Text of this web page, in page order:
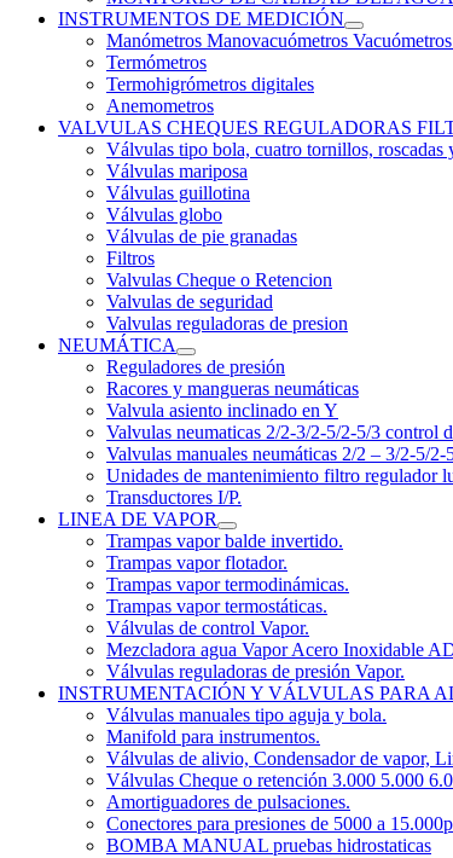
INSTRUMENTOS DE MEDICIÓN
Manómetros Manovacuómetros
Termómetros
Termohigrómetros digitales
Anemometros
VALVULAS CHEQUES REGULADORAS
Válvulas tipo bola, cuatro tornillos, roscadas
Válvulas mariposa
Válvulas guillotina
Válvulas globo
Válvulas de pie granadas
Filtros
Valvulas Cheque o Retencion
Valvulas de seguridad
Valvulas reguladoras de presion
NEUMÁTICA
Reguladores de presión
Racores y mangueras neumáticas
Valvula asiento inclinado en Y
Valvulas neumaticas 2/2-3/2-5/2-5/3 control
Valvulas manuales neumáticas 2/2 – 3/2-5/2-
Unidades de mantenimiento filtro regulador
Transductores I/P.
LINEA DE VAPOR
Trampas vapor balde invertido.
Trampas vapor flotador.
Trampas vapor termodinámicas.
Trampas vapor termostáticas.
Válvulas de control Vapor.
Mezcladora agua Vapor Acero Inoxidable
Válvulas reguladoras de presión Vapor.
INSTRUMENTACIÓN Y VÁLVULAS PARA
Válvulas manuales tipo aguja y bola.
Manifold para instrumentos.
Válvulas de alivio, Condensador de vapor,
Válvulas Cheque o retención 3.000 5.000
Amortiguadores de pulsaciones.
Conectores para presiones de 5000 a
BOMBA MANUAL pruebas hidrostaticas